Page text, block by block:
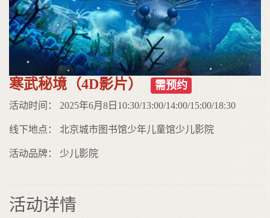
寒武秘境（4D影片） 需预约
活动时间： 2025年6月8日10:30/13:00/14:00/15:00/18:30
线下地点： 北京城市图书馆少年儿童馆少儿影院
活动品牌： 少儿影院
活动详情